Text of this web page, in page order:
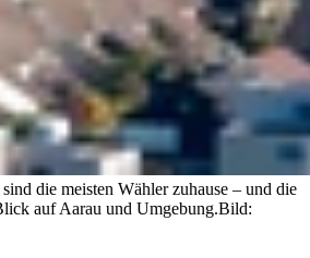
die meisten Wähler zuhause – und die
auf Aarau und Umgebung.Bild: